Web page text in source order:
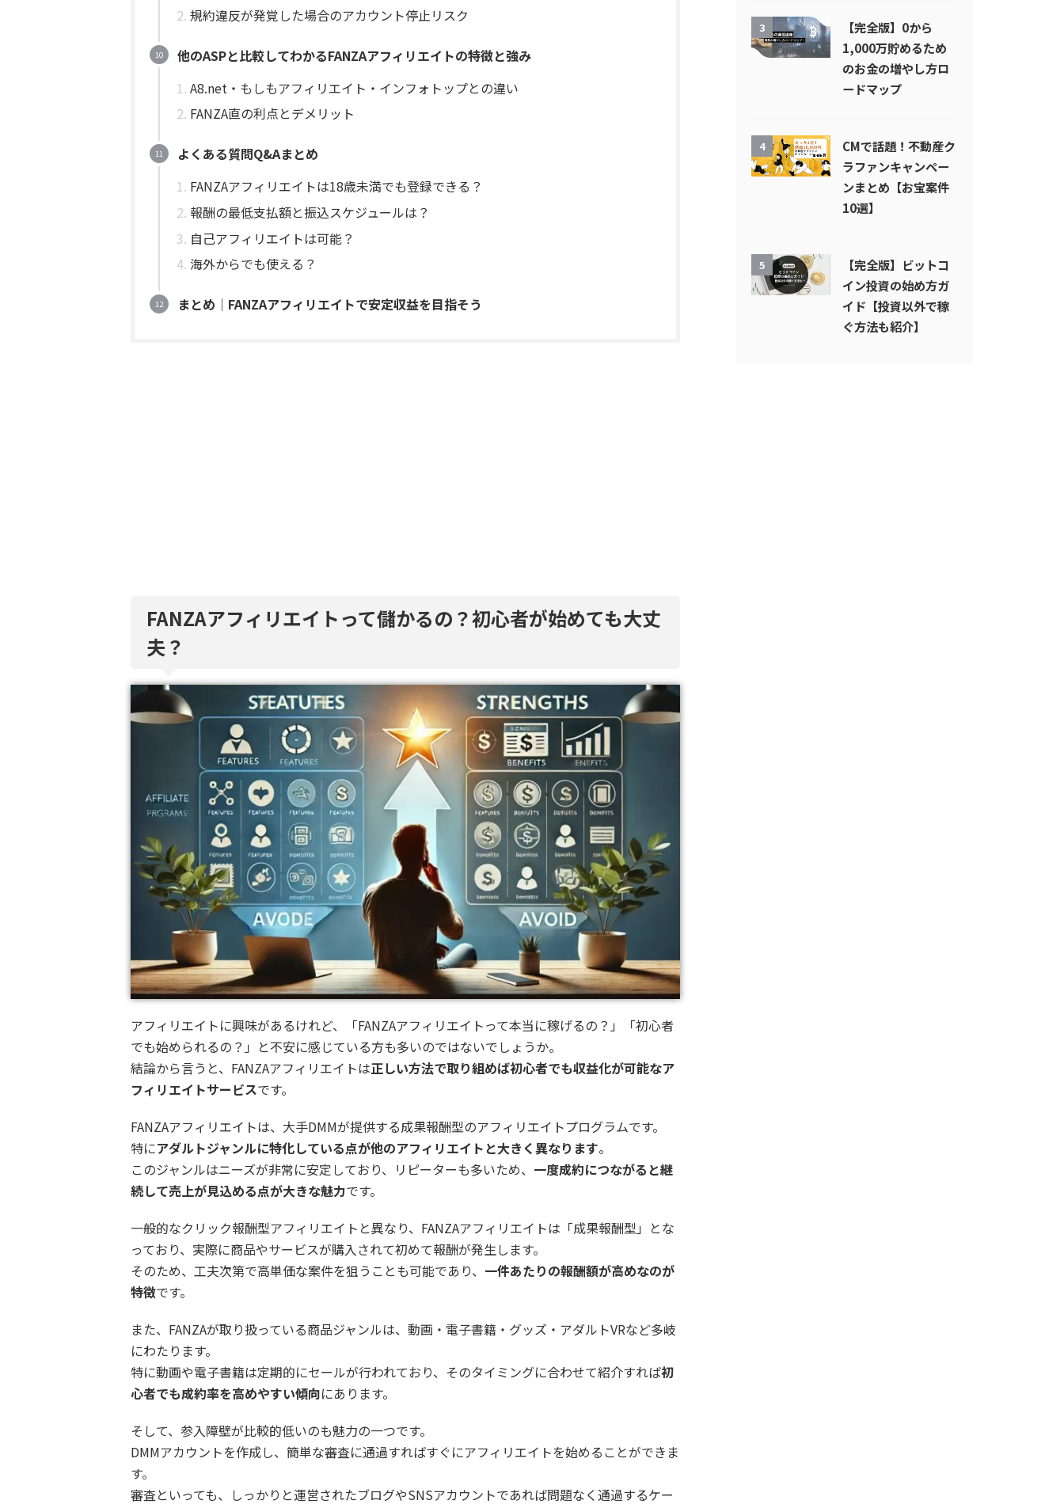
規約違反が発覚した場合のアカウント停止リスク
他のASPと比較してわかるFANZAアフィリエイトの特徴と強み
A8.net・もしもアフィリエイト・インフォトップとの違い
FANZA直の利点とデメリット
よくある質問Q&Aまとめ
FANZAアフィリエイトは18歳未満でも登録できる？
報酬の最低支払額と振込スケジュールは？
自己アフィリエイトは可能？
海外からでも使える？
まとめ｜FANZAアフィリエイトで安定収益を目指そう
FANZAアフィリエイトって儲かるの？初心者が始めても大丈
夫？
アフィリエイトに興味があるけれど、「FANZAアフィリエイトって本当に稼げるの？」「初心者
でも始められるの？」と不安に感じている方も多いのではないでしょうか。
結論から言うと、FANZAアフィリエイトは正しい方法で取り組めば初心者でも収益化が可能なア
フィリエイトサービスです。
FANZAアフィリエイトは、大手DMMが提供する成果報酬型のアフィリエイトプログラムです。
特にアダルトジャンルに特化している点が他のアフィリエイトと大きく異なります。
このジャンルはニーズが非常に安定しており、リピーターも多いため、 一度成約につながると継
続して売上が見込める点が大きな魅力です。
一般的なクリック報酬型アフィリエイトと異なり、FANZAアフィリエイトは「成果報酬型」とな
っており、実際に商品やサービスが購入されて初めて報酬が発生します。
そのため、工夫次第で高単価な案件を狙うことも可能であり、 一件あたりの報酬額が高めなのが
特徴です。
また、FANZAが取り扱っている商品ジャンルは、動画・電子書籍・グッズ・アダルトVRなど多岐
にわたります。
特に動画や電子書籍は定期的にセールが行われており、そのタイミングに合わせて紹介すれば初
心者でも成約率を高めやすい傾向にあります。
そして、参入障壁が比較的低いのも魅力の一つです。
DMMアカウントを作成し、簡単な審査に通過すればすぐにアフィリエイトを始めることができま
す。
審査といっても、しっかりと運営されたブログやSNSアカウントであれば問題なく通過するケー
3
【完全版】0から
1,000万貯めるため
のお金の増やし方ロ
ードマップ
4
CMで話題！不動産ク
ラファンキャンペー
ンまとめ【お宝案件
10選】
5
【完全版】ビットコ
イン投資の始め方ガ
イド【投資以外で稼
ぐ方法も紹介】